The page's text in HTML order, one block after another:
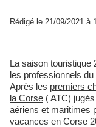
Rédigé le 21/09/2021 à
La saison touristique 2021 n'est pas encore achevée que déjà
les professionnels
Après les premiers
la Corse ( ATC)
aériens et maritimes
vacances en Corse